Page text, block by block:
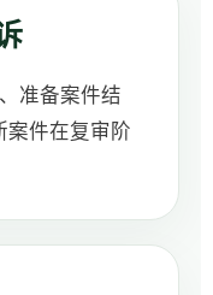
准备案件结
案件在复审阶